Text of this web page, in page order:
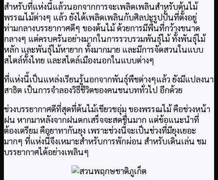
สำหรับที่แห่งนี้แล้วนอกจากการจะเพลิดเพลินสำหรับต้นไม้
พรรณไม้ต่างๆ แล้ว ยังได้เพลิดเพลินกับศิลปะรูปปั้นที่ตั้งอยู่
ท่ามกลางบรรยากาศดีๆ ของต้นไม้ ด้วยการมีพื้นที่กว้างขนาด
กลางๆ แต่ครบครันอย่างมากในการรวบรวมพันธุ์ไม้ ทั้งพันธุ์ไม้
หลัก และพันธุ์ไม้หายาก ทั้งมากมาย และมีการจัดสวนในแบบ
สไตล์ทั้งไทย และสไตล์เมืองนอกในแบบต่างๆ
ที่แห่งนี้เป็นแหล่งเรียนรู้นอกจากพันธุ์พืชต่างๆแล้ว ยังมีแปลงนา
สาธิต เป็นการจำลองวิธีชีวิตของคนชนบททั่วไป อีกด้วย
ช่วงบรรยากาศดีที่สุดที่ต้นไม้เขียวชอุ่ม ของพรรณไม้ คือช่วงหน้า
ฝน หากมาหลังจากฝนตกเสร็จจะสดชื่นมาก แต่ข้อแนะนำที่
ต้องเตรียม คือยาทากันยุง เพราะช่วงนี้จะเป็นช่วงที่มียุงเยอะ
มากๆ ที่แห่งนี้จึงเหมาะสำหรับการพักผ่อน สำหรับเดินเล่น ชม
บรรยากาศได้อย่างเพลินๆ